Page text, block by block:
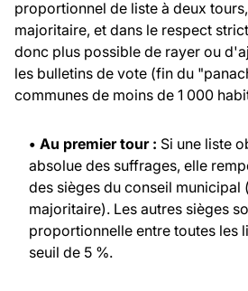
proportionnel de liste à deux
majoritaire, et dans le respect
donc plus possible de rayer ou
les bulletins de vote (fin du
communes de moins de 1 000
• Au premier tour : Si une liste
absolue des suffrages, elle
des sièges du conseil municipal
majoritaire). Les autres sièges
proportionnelle entre toutes les
seuil de 5 %.